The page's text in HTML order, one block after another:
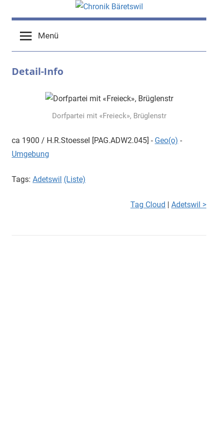
Inhalt
springenchronik-
baeretswil.ch
baeretswil.ch
Menü
Detail-Info
Dorfpartei mit «Freieck», Brüglenstr
ca 1900 / H.R.Stoessel [PAG.ADW2.045] - Geo(o) -
Umgebung
Tags: Adetswil (Liste)
Tag Cloud | Adetswil >